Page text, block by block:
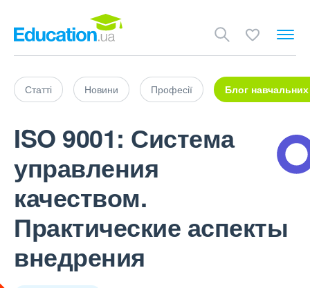
Статті Новини Професії Блог навчальних
ISO 9001: Система
управления
качеством.
Практические аспекты
внедрения